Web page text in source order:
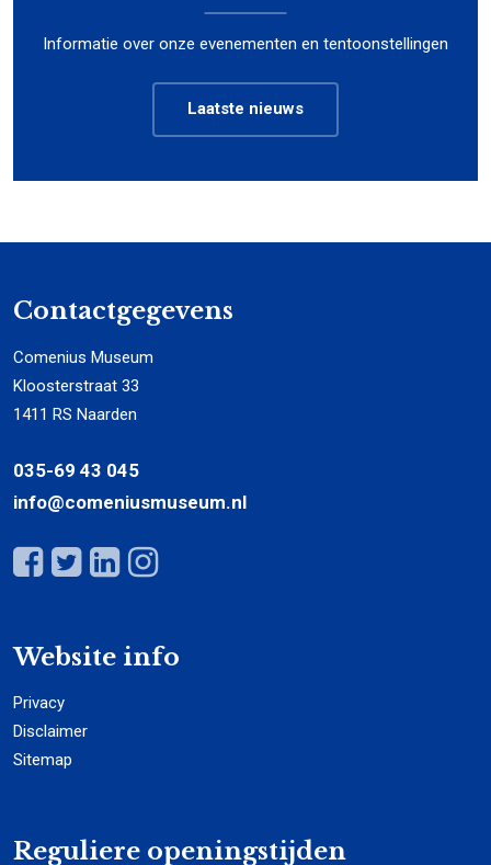
Informatie over onze evenementen en tentoonstellingen
Laatste nieuws
Contactgegevens
Comenius Museum
Kloosterstraat 33
1411 RS Naarden
035-69 43 045
info@comeniusmuseum.nl
Website info
Privacy
Disclaimer
Sitemap
Reguliere openingstijden